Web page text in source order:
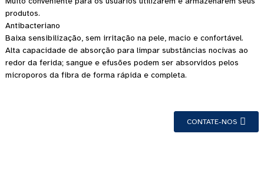
produtos.
Antibacteriano
Baixa sensibilização, sem irritação na pele, macio e confortável.
Alta capacidade de absorção para limpar substâncias nocivas ao
redor da ferida; sangue e efusões podem ser absorvidos pelos
microporos da fibra de forma rápida e completa.
CONTATE-NOS